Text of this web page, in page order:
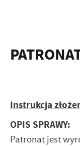
Instrukcja
OPIS SPRAWY:
Patronat jest